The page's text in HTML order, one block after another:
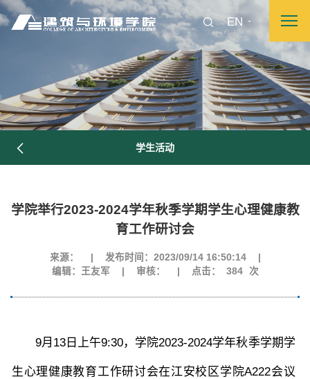
EN
院党委 院行政 院工会 教授委员会
学生活动
学院举行2023-2024学年秋季学期学生心理健康教
育工作研讨会
来源： 发布时间：2023/09/14 16:50:14
编辑：王友军
审核： 点击： 384 次
9月13日上午9:30， 学院2023-2024学年秋季学期学
生心理健康教育工作研讨会在江安校区学院A222会议